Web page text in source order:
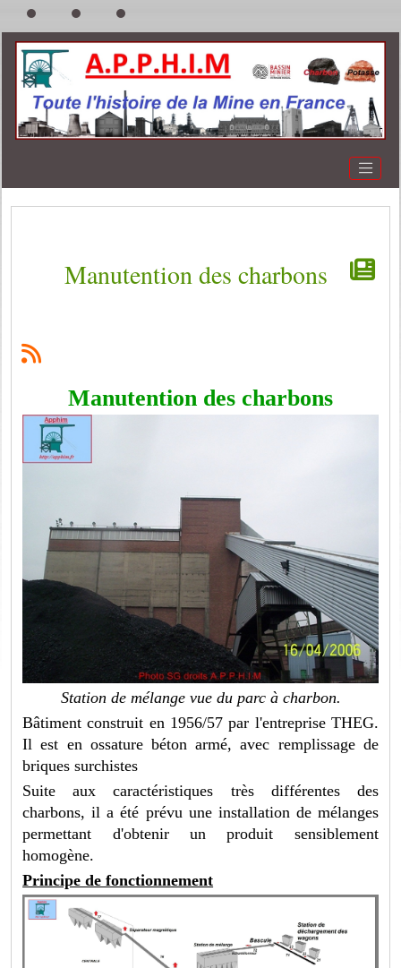
Manutention des charbons
Manutention des charbons
Station de mélange vue du parc à charbon.
Bâtiment construit en 1956/57 par l'entreprise THEG.
Il est en ossature béton armé, avec remplissage de
briques surchistes
Suite aux caractéristiques très différentes des
charbons, il a été prévu une installation de mélanges
permettant d'obtenir un produit sensiblement
homogène.
Principe de fonctionnement